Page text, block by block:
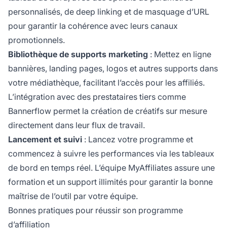
personnalisés, de deep linking et de masquage d’URL
pour garantir la cohérence avec leurs canaux
promotionnels.
Bibliothèque de supports marketing : Mettez en ligne
bannières, landing pages, logos et autres supports dans
votre médiathèque, facilitant l’accès pour les affiliés.
L’intégration avec des prestataires tiers comme
Bannerflow permet la création de créatifs sur mesure
directement dans leur flux de travail.
Lancement et suivi : Lancez votre programme et
commencez à suivre les performances via les tableaux
de bord en temps réel. L’équipe MyAffiliates assure une
formation et un support illimités pour garantir la bonne
maîtrise de l’outil par votre équipe.
Bonnes pratiques pour réussir son programme
d’affiliation